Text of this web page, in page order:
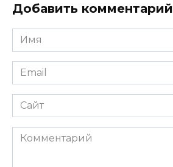
Добавить комментарий
Имя
*
Email
*
Сайт
Комментарий